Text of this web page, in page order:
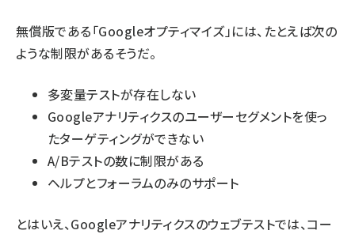
無償版である「Googleオプティマイズ」には、たとえば次の
ような制限があるそうだ。
多変量テストが存在しない
Googleアナリティクスのユーザーセグメントを使っ
たターゲティングができない
A/Bテストの数に制限がある
ヘルプとフォーラムのみのサポート
とはいえ、Googleアナリティクスのウェブテストでは、コー